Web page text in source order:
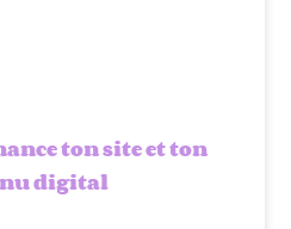
ton site et ton
digital